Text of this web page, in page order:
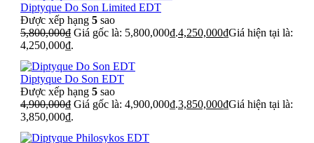
Diptyque Do Son Limited EDT
Được xếp hạng 5 sao
5,800,000₫ Giá gốc là: 5,800,000₫.4,250,000₫Giá hiện tại là:
4,250,000₫.
Diptyque Do Son EDT
Được xếp hạng 5 sao
4,900,000₫ Giá gốc là: 4,900,000₫.3,850,000₫Giá hiện tại là:
3,850,000₫.